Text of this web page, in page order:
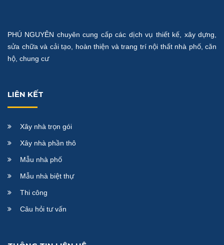
PHÚ NGUYÊN chuyên cung cấp các dịch vụ thiết kế, xây dựng,
sửa chữa và cải tạo, hoàn thiện và trang trí nội thất nhà phố, căn
hộ, chung cư
LIÊN KẾT
Xây nhà trọn gói
Xây nhà phần thô
Mẫu nhà phố
Mẫu nhà biệt thự
Thi công
Câu hỏi tư vấn